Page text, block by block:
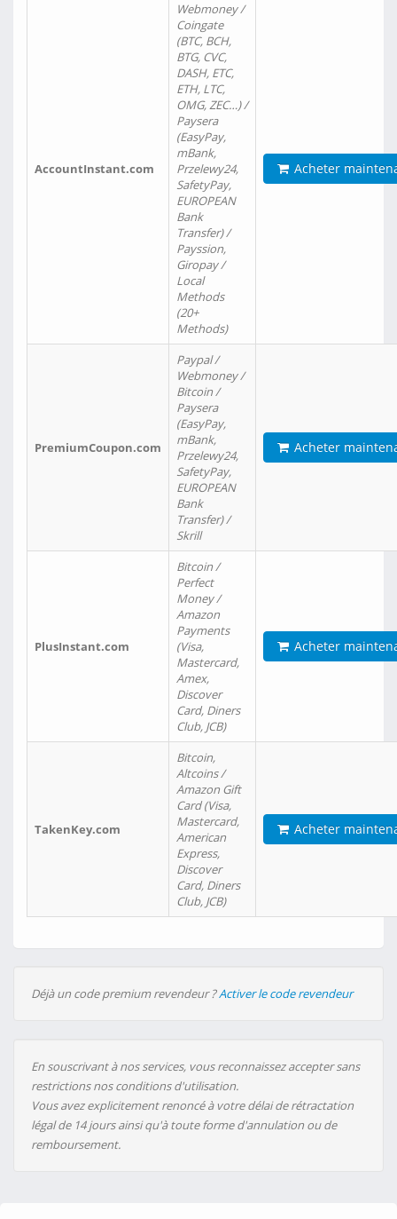
AccountInstant.com
Webmoney /
Coingate
(BTC, BCH,
BTG, CVC,
DASH, ETC,
ETH, LTC,
OMG, ZEC…) /
Paysera
(EasyPay,
mBank,
Przelewy24,
SafetyPay,
EUROPEAN
Bank
Transfer) /
Payssion,
Giropay /
Local
Methods
(20+
Methods)
Acheter
PremiumCoupon.com
Paypal /
Webmoney /
Bitcoin /
Paysera
(EasyPay,
mBank,
Przelewy24,
SafetyPay,
EUROPEAN
Bank
Transfer) /
Skrill
Acheter
PlusInstant.com
Bitcoin /
Perfect
Money /
Amazon
Payments
(Visa,
Mastercard,
Amex,
Discover
Card, Diners
Club, JCB)
Acheter
TakenKey.com
Bitcoin,
Altcoins /
Amazon Gift
Card (Visa,
Mastercard,
American
Express,
Discover
Card, Diners
Club, JCB)
Acheter
Déjà un code premium revendeur ?Activer le code revendeur
En souscrivant à nos services, vous reconnaissez accepter sans
restrictions nos conditions d'utilisation.
Vous avez explicitement renoncé à votre délai de rétractation
légal de 14 jours ainsi qu'à toute forme d'annulation ou de
remboursement.